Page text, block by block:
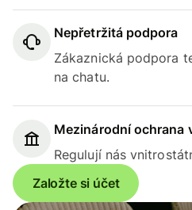
Nepřetržitá podpora
Zákaznická podpora
na chatu.
Mezinárodní ochrana
Regulují nás
Založte si účet